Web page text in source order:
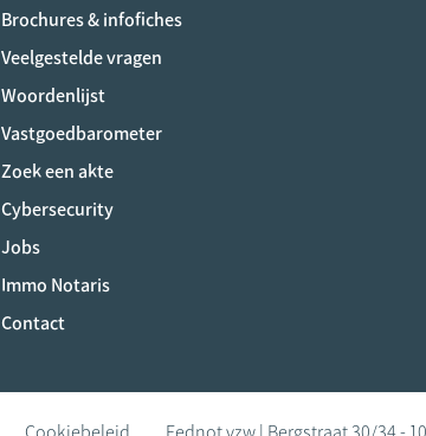
Brochures & infofiches
Veelgestelde vragen
Woordenlijst
Vastgoedbarometer
Zoek een akte
Cybersecurity
Jobs
Immo Notaris
Contact